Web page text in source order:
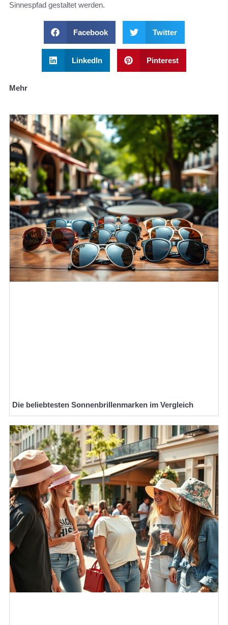
Sinnespfad gestaltet werden.
Facebook Twitter
LinkedIn Pinterest
Mehr
Die beliebtesten Sonnenbrillenmarken im Vergleich